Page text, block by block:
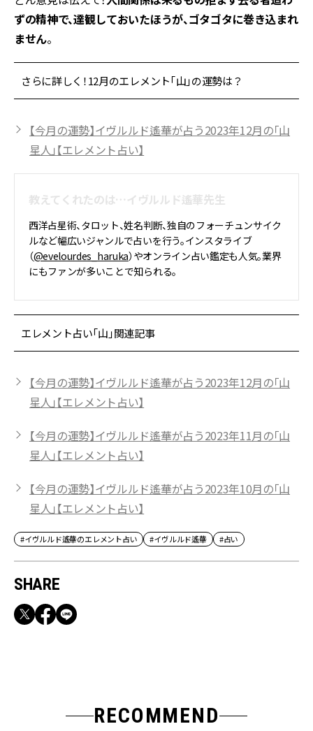
ずの精神で、達観しておいたほうが、ゴタゴタに巻き込まれ
ません。
さらに詳しく！12月のエレメント「山」の運勢は？
【今月の運勢】イヴルルド遙華が占う2023年12月の「山
星人」【エレメント占い】
教えてくれたのは…イヴルルド遙華先生
西洋占星術、タロット、姓名判断、独自のフォーチュンサイク
ルなど幅広いジャンルで占いを行う。インスタライブ
（@evelourdes_haruka）やオンライン占い鑑定も人気。業界
にもファンが多いことで知られる。
エレメント占い「山」関連記事
【今月の運勢】イヴルルド遙華が占う2023年12月の「山
星人」【エレメント占い】
【今月の運勢】イヴルルド遙華が占う2023年11月の「山
星人」【エレメント占い】
【今月の運勢】イヴルルド遙華が占う2023年10月の「山
星人」【エレメント占い】
#イヴルルド遙華のエレメント占い #イヴルルド遙華 #占い
SHARE
RECOMMEND